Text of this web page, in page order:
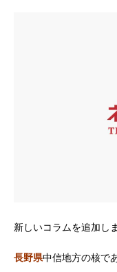
新しいコラムを追加し
長野県中信地方の核で